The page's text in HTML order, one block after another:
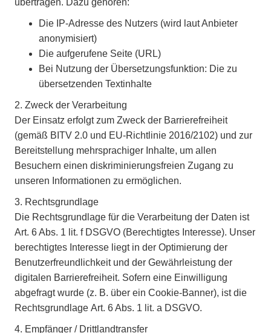
übertragen. Dazu gehören:
Die IP-Adresse des Nutzers (wird laut Anbieter
anonymisiert)
Die aufgerufene Seite (URL)
Bei Nutzung der Übersetzungsfunktion: Die zu
übersetzenden Textinhalte
2. Zweck der Verarbeitung
Der Einsatz erfolgt zum Zweck der Barrierefreiheit
(gemäß BITV 2.0 und EU-Richtlinie 2016/2102) und zur
Bereitstellung mehrsprachiger Inhalte, um allen
Besuchern einen diskriminierungsfreien Zugang zu
unseren Informationen zu ermöglichen.
3. Rechtsgrundlage
Die Rechtsgrundlage für die Verarbeitung der Daten ist
Art. 6 Abs. 1 lit. f DSGVO (Berechtigtes Interesse). Unser
berechtigtes Interesse liegt in der Optimierung der
Benutzerfreundlichkeit und der Gewährleistung der
digitalen Barrierefreiheit. Sofern eine Einwilligung
abgefragt wurde (z. B. über ein Cookie-Banner), ist die
Rechtsgrundlage Art. 6 Abs. 1 lit. a DSGVO.
4. Empfänger / Drittlandtransfer